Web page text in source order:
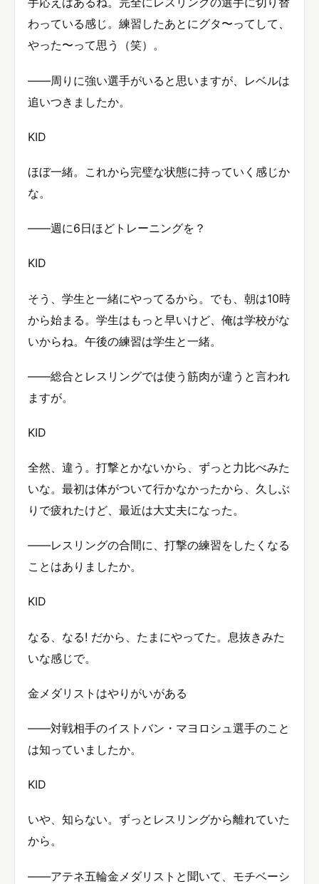
わっている感じ。練習したあとにグタ〜ってして、
やった〜って思う（笑）。
——周りに強い選手がいると思いますが、レベルは
追いつきましたか。
KID
ほぼ一緒。これから完璧な状態に持っていく感じか
な。
——週に6日ほどトレーニングを？
KID
そう、学生と一緒にやってるから。でも、朝は10時
から始まる。学生はもっと早いけど、俺は学校がな
いからね。午後の練習は学生と一緒。
——総合とレスリングでは使う筋肉が違うと言われ
ますが。
KID
全然、違う。打撃とかないから、ずっと力比べみた
いな。最初は体がついて行かなかったから、久しぶ
りで疲れたけど、最近は大丈夫になった。
——レスリングの合間に、打撃の練習をしたくなる
ことはありましたか。
KID
なる、なる! だから、たまにやってた。息抜きみた
いな感じで。
金メダリストはやりがいがある
——対戦相手のイストバン・マヨロシュ選手のこと
は知っていましたか。
KID
いや、知らない。ずっとレスリングから離れていた
から。
——アテネ五輪金メダリストと聞いて、モチベーシ